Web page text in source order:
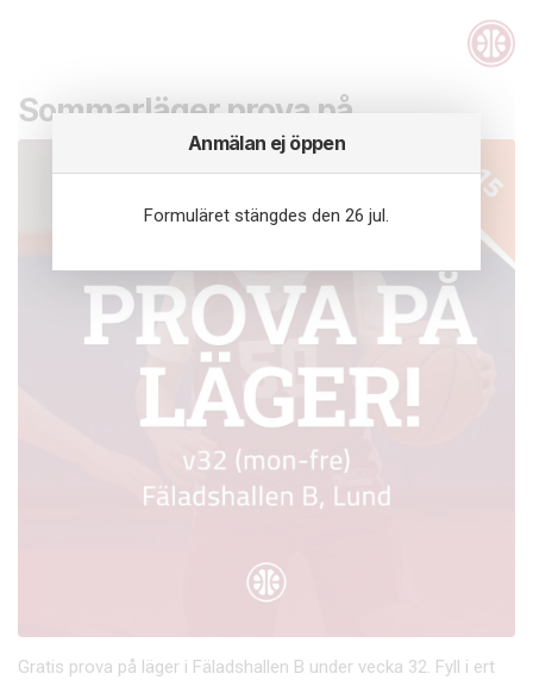
Anmälan ej öppen
Formuläret stängdes den 26 jul.
Sommarläger prova på
Gratis prova på läger i Fäladshallen B under vecka 32. Fyll i ert